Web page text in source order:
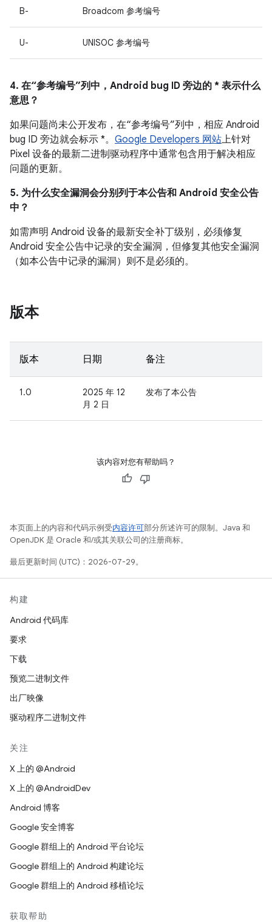
B- Broadcom 参考编号
U- UNISOC 参考编号
4. 在“参考编号”列中，Android bug ID 旁边的 * 表示什么
意思？
如果问题尚未公开发布，在“参考编号”列中，相应 Android
bug ID 旁边就会标示 *。 Google Developers 网站上针对
Pixel 设备的最新二进制驱动程序中通常包含用于解决相应
问题的更新。
5. 为什么安全漏洞会分别列于本公告和 Android 安全公告
中？
如需声明 Android 设备的最新安全补丁级别，必须修复
Android 安全公告中记录的安全漏洞，但修复其他安全漏洞
（如本公告中记录的漏洞）则不是必须的。
版本
版本 日期 备注
1.0
2025 年 12
月 2 日
发布了本公告
该内容对您有帮助吗？
本页面上的内容和代码示例受内容许可部分所述许可的限制。Java 和
OpenJDK 是 Oracle 和/或其关联公司的注册商标。
最后更新时间 (UTC)：2026-07-29。
构建
Android 代码库
要求
下载
预览二进制文件
出厂映像
驱动程序二进制文件
关注
X 上的 @Android
X 上的 @AndroidDev
Android 博客
Google 安全博客
Google 群组上的 Android 平台论坛
Google 群组上的 Android 构建论坛
Google 群组上的 Android 移植论坛
获取帮助